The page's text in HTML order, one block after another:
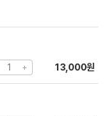
13,000원